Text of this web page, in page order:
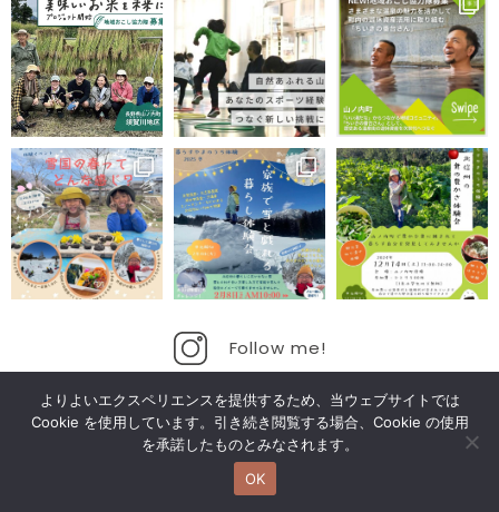
Follow me!
お問い合わせ
よりよいエクスペリエンスを提供するため、当ウェブサイトでは
Cookie を使用しています。引き続き閲覧する場合、Cookie の使用
を承諾したものとみなされます。
OK